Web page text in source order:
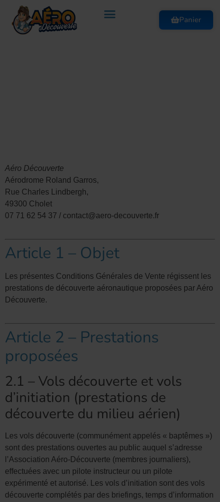
Panier
Aéro Découverte
Aérodrome Roland Garros,
Rue Charles Lindbergh,
49300 Cholet
07 71 62 54 37 / contact@aero-decouverte.fr
Article 1 – Objet
Les présentes Conditions Générales de Vente régissent les
prestations de découverte aéronautique proposées par Aéro
Découverte.
Article 2 – Prestations
proposées
2.1 – Vols découverte et vols
d’initiation (prestations de
découverte du milieu aérien)
Les vols découverte (communément appelés « baptêmes »)
sont des prestations ouvertes au public auquel s’adresse
l’Association Aéro-Découverte (membres journaliers),
effectuées avec un pilote instructeur ou un pilote
expérimenté et autorisé. Les vols d’initiation sont des vols
découverte complétés par des briefings, temps d’information